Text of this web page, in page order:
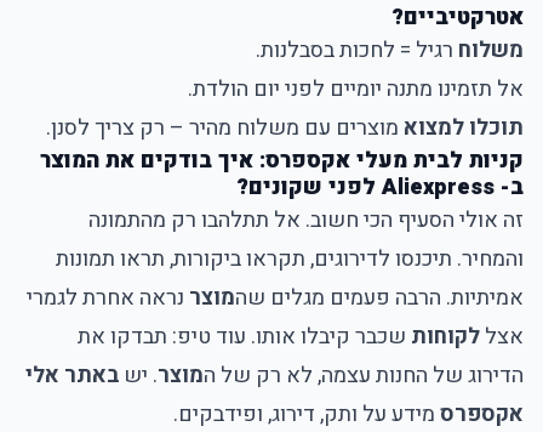
אטרקטיביים?
משלוח רגיל = לחכות בסבלנות.
אל תזמינו מתנה יומיים לפני יום הולדת.
תוכלו למצואמוצרים עם משלוח מהיר – רק צריך לסנן.
קניות לבית מעלי אקספרס: איך בודקים את המוצר
ב- Aliexpress לפני שקונים?
זה אולי הסעיף הכי חשוב. אל תתלהבו רק מהתמונה
והמחיר. תיכנסו לדירוגים, תקראו ביקורות, תראו תמונות
אמיתיות. הרבה פעמים מגלים שהמוצר נראה אחרת לגמרי
אצללקוחות שכבר קיבלו אותו. עוד טיפ: תבדקו את
הדירוג של החנות עצמה, לא רק של המוצר. יש באתר אלי
אקספרסמידע על ותק, דירוג, ופידבקים.